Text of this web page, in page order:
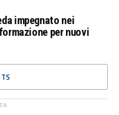
impegnato nei
per nuovi